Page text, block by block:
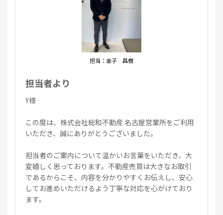
担当：金子 昌樹
担当者より
Y様
この度は、株式会社総和不動産 名古屋営業所をご利用
いただき、誠にありがとうございました。
担当者のご案内について温かいお言葉をいただき、大
変嬉しく思っております。不動産売買は大きなお取引
であるからこそ、内容を分かりやすくお伝えし、安心
してお進めいただけるよう丁寧な対応を心がけており
ます。